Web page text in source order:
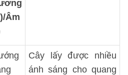
Âm
Cây lấy được nhiều
ánh sáng cho quang